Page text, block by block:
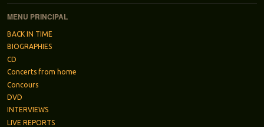
MENU PRINCIPAL
BACK IN TIME
BIOGRAPHIES
CD
Concerts from home
Concours
DVD
INTERVIEWS
LIVE REPORTS